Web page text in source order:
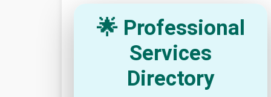
🌟 Professional
Services
Directory